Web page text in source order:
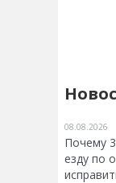
08.08.2026
Почему
езду по